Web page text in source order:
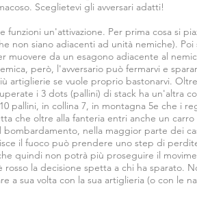
Sceglietevi gli avversari adatti!
un'attivazione. Per prima cosa si
non siano adiacenti ad unità nemiche).
muovere da un esagono adiacente al
però, l'avversario può fermarvi e
artiglierie se vuole proprio bastonarvi.
i 3 dots (pallini) di stack ha un'altra
pallini, in collina 7, in montagna 5e che i
che oltre alla fanteria entri anche un
bombardamento, nella maggior parte dei
il fuoco può prendere uno step di
quindi non potrà più proseguire il
rosso la decisione spetta a chi ha sparato.
a sua volta con la sua artiglieria (o con le